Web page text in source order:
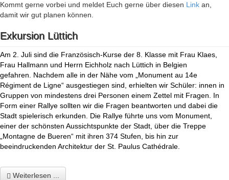
Kommt gerne vorbei und meldet Euch gerne über diesen Link an,
damit wir gut planen können.
Exkursion Lüttich
Am 2. Juli sind die Französisch-Kurse der 8. Klasse mit Frau Klaes,
Frau Hallmann und Herrn Eichholz nach Lüttich in Belgien
gefahren. Nachdem alle in der Nähe vom „Monument au 14e
Régiment de Ligne“ ausgestiegen sind, erhielten wir Schüler: innen in
Gruppen von mindestens drei Personen einem Zettel mit Fragen. In
Form einer Rallye sollten wir die Fragen beantworten und dabei die
Stadt spielerisch erkunden. Die Rallye führte uns vom Monument,
einer der schönsten Aussichtspunkte der Stadt, über die Treppe
„Montagne de Bueren“ mit ihren 374 Stufen, bis hin zur
beeindruckenden Architektur der St. Paulus Cathédrale.
Weiterlesen ...